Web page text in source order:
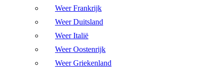
Weer Frankrijk
Weer Duitsland
Weer Italië
Weer Oostenrijk
Weer Griekenland